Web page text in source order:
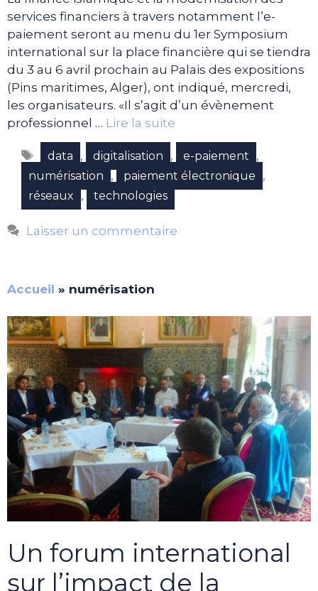
services financiers à travers notamment l’e-
paiement seront au menu du 1er Symposium
international sur la place financière qui se tiendra
du 3 au 6 avril prochain au Palais des expositions
(Pins maritimes, Alger), ont indiqué, mercredi,
les organisateurs. «Il s’agit d’un évènement
professionnel … Lire la suite
Étiquettes
data , digitalisation , e-paiement ,
numérisation , paiement électronique ,
réseaux , technologies
Laisser un commentaire
Accueil » numérisation
Un forum international
sur l’impact de la